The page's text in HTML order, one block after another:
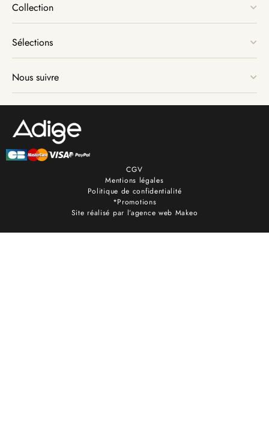
Collection
Sélections
Nous suivre
CGV
Mentions légales
Politique de confidentialité
*Promotions
Site réalisé par l’agence web Makeo